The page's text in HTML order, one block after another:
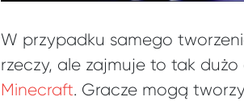
W przypadku samego
rzeczy, ale zajmuje to tak dużo
Minecraft. Gracze mogą